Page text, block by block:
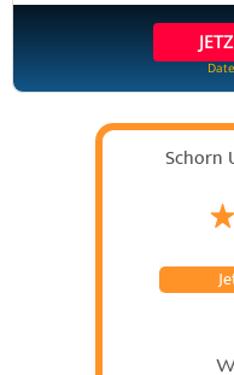
Schorn